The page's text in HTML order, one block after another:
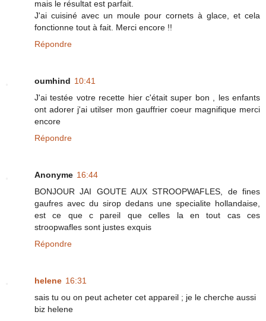
mais le résultat est parfait.
J'ai cuisiné avec un moule pour cornets à glace, et cela
fonctionne tout à fait. Merci encore !!
Répondre
oumhind 10:41
J'ai testée votre recette hier c'était super bon , les enfants
ont adorer j'ai utilser mon gauffrier coeur magnifique merci
encore
Répondre
Anonyme 16:44
BONJOUR JAI GOUTE AUX STROOPWAFLES, de fines
gaufres avec du sirop dedans une specialite hollandaise,
est ce que c pareil que celles la en tout cas ces
stroopwafles sont justes exquis
Répondre
helene 16:31
sais tu ou on peut acheter cet appareil ; je le cherche aussi
biz helene